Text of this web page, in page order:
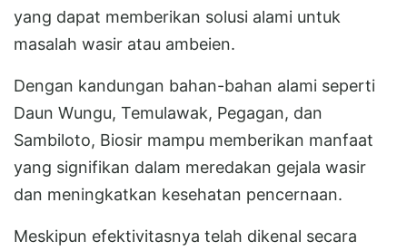
yang dapat memberikan solusi alami untuk
masalah wasir atau ambeien.
Dengan kandungan bahan-bahan alami seperti
Daun Wungu, Temulawak, Pegagan, dan
Sambiloto, Biosir mampu memberikan manfaat
yang signifikan dalam meredakan gejala wasir
dan meningkatkan kesehatan pencernaan.
Meskipun efektivitasnya telah dikenal secara